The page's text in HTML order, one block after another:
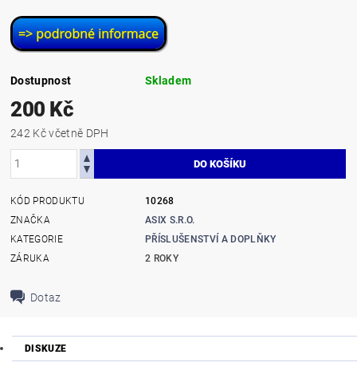
Dostupnost Skladem
200 Kč
242 Kč včetně DPH
KÓD PRODUKTU
10268
ZNAČKA
ASIX S.R.O.
KATEGORIE
PŘÍSLUŠENSTVÍ A DOPLŇKY
ZÁRUKA
2 ROKY
Dotaz
DISKUZE